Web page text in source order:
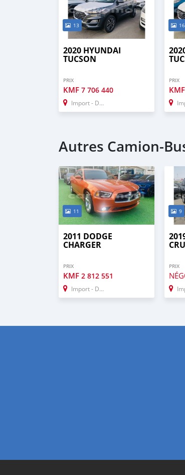
13
2020 HYUNDAI
TUCSON
PRIX
KMF 7 706 440
Import - Dubai
16
PRIX
Autres
11
2011 DODGE
CHARGER
PRIX
KMF 2 812 551
Import - Dubai
9
PRIX